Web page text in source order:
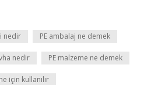
nedir PE ambalaj ne demek
nedir PE malzeme ne demek
için kullanılır